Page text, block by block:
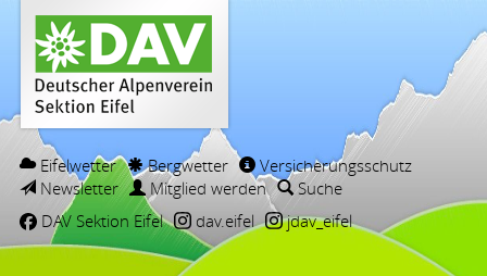
Eifelwetter Bergwetter
Versicherungsschutz
Newsletter
Mitglied werden
Suche
DAV Sektion Eifel
dav.eifel jdav_eifel